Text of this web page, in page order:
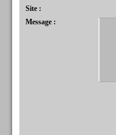
Site :
Message :